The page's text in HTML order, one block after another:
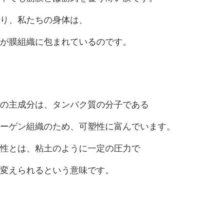
、私たちの身体は、
膜組織に包まれているのです。
主成分は、タンパク質の分子である
ゲン組織のため、可塑性に富んでいます。
とは、粘土のように一定の圧力で
えられるという意味です。